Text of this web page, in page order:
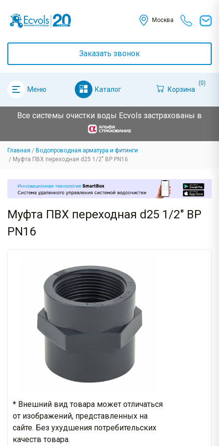
Москва
Заказать звонок
Меню Каталог Корзина
(0)
Все системы очистки воды Ecvols застрахованы в
Главная
Водопроводная арматура и фитинги
Муфта ПВХ переходная d25 1/2" ВР PN16
Муфта ПВХ переходная d25 1/2" ВР
PN16
* Внешний вид товара может отличаться
от изображений, представленных на
сайте. Без ухудшения потребительских
качеств товара.